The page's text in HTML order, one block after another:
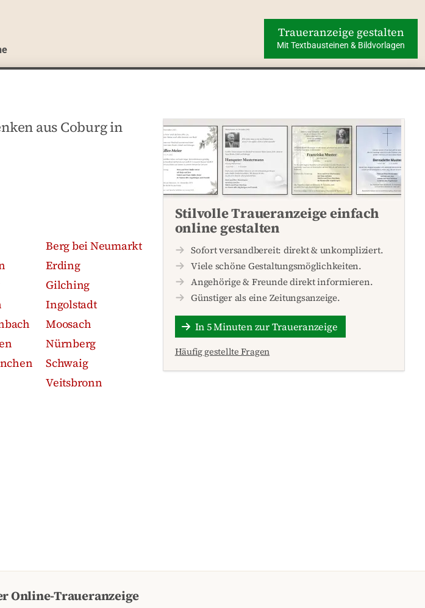
Traueranzeige gestalten
Mit Textbausteinen & Bildvorlagen
aus Coburg in
Berg bei Neumarkt
Erding
Gilching
Ingolstadt
Moosach
Nürnberg
Schwaig
Veitsbronn
Stilvolle Traueranzeige einfach
online gestalten
Sofort versandbereit: direkt & unkompliziert.
Viele schöne Gestaltungsmöglichkeiten.
Angehörige & Freunde direkt informieren.
Günstiger als eine Zeitungsanzeige.
In 5 Minuten zur Traueranzeige
Häufig gestellte Fragen
Online-Traueranzeige